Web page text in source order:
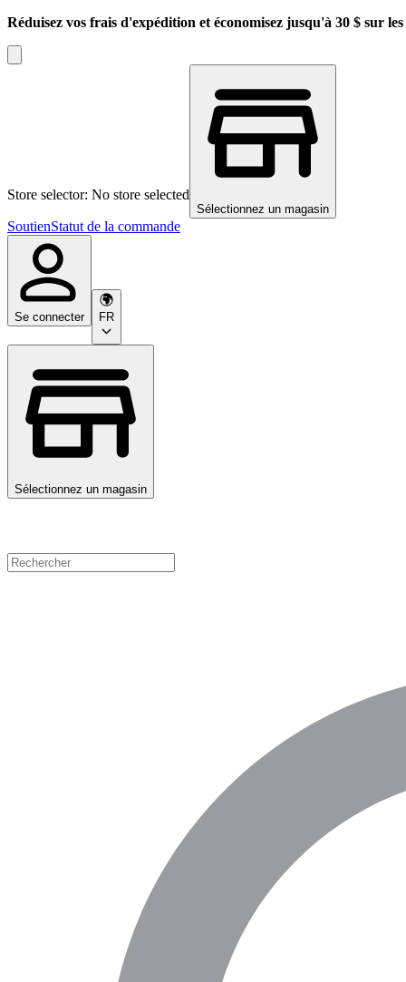
Réduisez vos frais d'expédition et économisez jusqu'à 30 $ sur
Store selector: No store selected
Sélectionnez un magasin
SoutienStatut de la commande
Se connecter FR
Sélectionnez un magasin